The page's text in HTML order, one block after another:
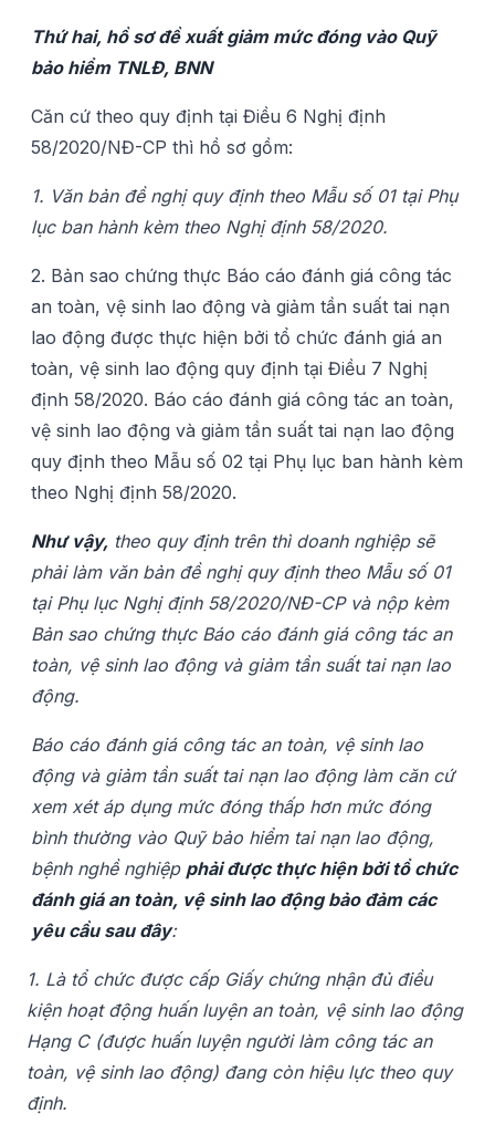
Thứ hai, hồ sơ đề xuất giảm mức đóng vào Quỹ
bảo hiểm TNLĐ, BNN
Căn cứ theo quy định tại Điều 6 Nghị định
58/2020/NĐ-CP thì hồ sơ gồm:
1. Văn bản đề nghị quy định theo Mẫu số 01 tại Phụ
lục ban hành kèm theo Nghị định 58/2020.
2. Bản sao chứng thực Báo cáo đánh giá công tác
an toàn, vệ sinh lao động và giảm tần suất tai nạn
lao động được thực hiện bởi tổ chức đánh giá an
toàn, vệ sinh lao động quy định tại Điều 7 Nghị
định 58/2020. Báo cáo đánh giá công tác an toàn,
vệ sinh lao động và giảm tần suất tai nạn lao động
quy định theo Mẫu số 02 tại Phụ lục ban hành kèm
theo Nghị định 58/2020.
Như vậy,theo quy định trên thì doanh nghiệp sẽ
phải làm văn bản đề nghị quy định theo Mẫu số 01
tại Phụ lục Nghị định 58/2020/NĐ-CP và nộp kèm
Bản sao chứng thực Báo cáo đánh giá công tác an
toàn, vệ sinh lao động và giảm tần suất tai nạn lao
động.
Báo cáo đánh giá công tác an toàn, vệ sinh lao
động và giảm tần suất tai nạn lao động làm căn cứ
xem xét áp dụng mức đóng thấp hơn mức đóng
bình thường vào Quỹ bảo hiểm tai nạn lao động,
bệnh nghề nghiệp phảiđược thực hiện bởi tổ chức
đánh giá an toàn, vệ sinh lao động bảo đảm các
yêu cầu sau đây:
1. Là tổ chức được cấp Giấy chứng nhận đủ điều
kiện hoạt động huấn luyện an toàn, vệ sinh lao động
Hạng C (được huấn luyện người làm công tác an
toàn, vệ sinh lao động) đang còn hiệu lực theo quy
định.